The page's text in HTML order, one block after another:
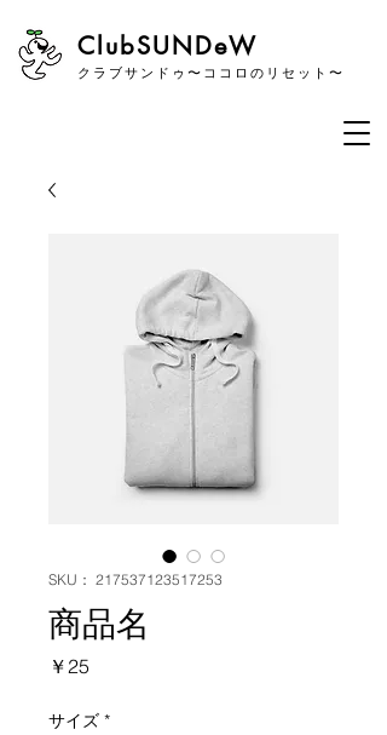
​ClubSUNDeW
クラブサンドゥ〜ココロのリセット〜
SKU： 217537123517253
商品名
￥25
サイズ *